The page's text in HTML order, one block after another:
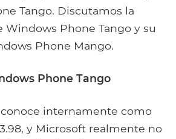
Tango. Discutamos la
Phone Tango y su
Phone Mango.
Phone Tango
conoce internamente como
y Microsoft realmente no